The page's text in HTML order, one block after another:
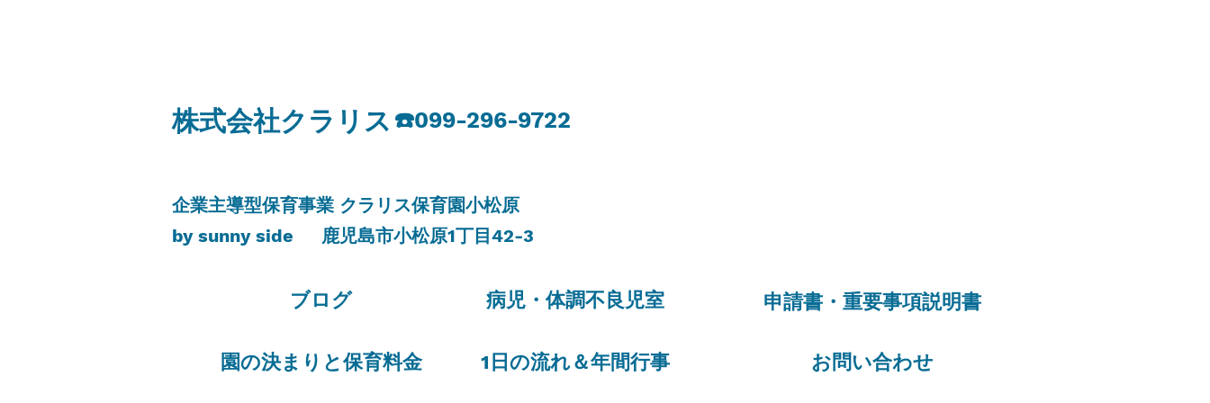
​株式会社クラリス ​☎️099-296-9722
​企業主導型保育事業 クラリス保育園小松原
by sunny side
​鹿児島市小松原1丁目 42-3​
​ブログ ​病児・体調不良児室​
​園の決まりと保育料金​ 1 日の流れ＆年間行事​
​申請書・重要事項説明書​
​お問い合わせ